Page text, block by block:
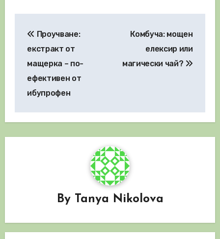
Проучване:
екстракт от
мащерка – по-
ефективен от
ибупрофен
Комбуча: мощен
елексир или
магически чай?
By Tanya Nikolova